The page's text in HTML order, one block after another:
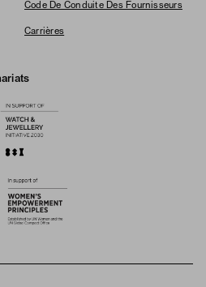
Code De Conduite Des Fournisseurs
Carrières